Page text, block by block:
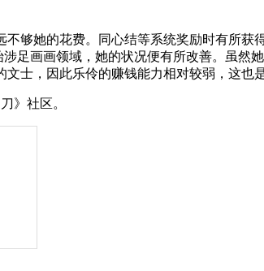
够她的花费。同心结等系统奖励时有所获
足画画领域，她的状况便有所改善。虽然
士，因此乐伶的赚钱能力相对较弱，这也
》社区。